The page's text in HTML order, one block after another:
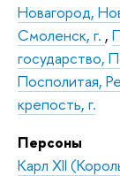
Новагород,
Смоленск, г. ,
государство,
Посполитая,
крепость, г.
Персоны
Карл XII